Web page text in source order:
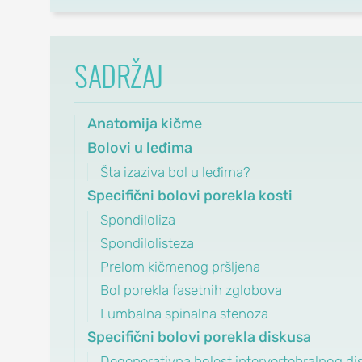
OrthoExpert
Beograd
(060) 032-320-8
office@orthoexpert.rs
Svetog Save 32/8,
Beograd, Srbija
OrthoExpert Niš
(060) 032-320-9
nis@orthoexpert.rs
Svetosavska 20, Niš,
SADRŽAJ
Anatomija kičme
Bolovi u leđima
Šta izaziva bol u leđima?
Specifični bolovi porekla kosti
Spondiloliza
Spondilolisteza
Prelom kičmenog pršljena
Bol porekla fasetnih zglobova
Lumbalna spinalna stenoza
Specifični bolovi porekla diskusa